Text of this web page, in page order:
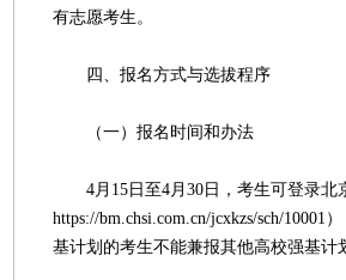
有志愿考生。
四、报名方式与选拔程序
（一）报名时间和办法
4月15日至4月30日，考生可登录北
https://bm.chsi.com.cn/jcxkzs/sch/
基计划的考生不能兼报其他高校强基计